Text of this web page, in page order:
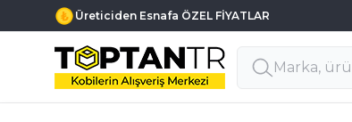
Üreticiden Esnafa ÖZEL FİYATLAR